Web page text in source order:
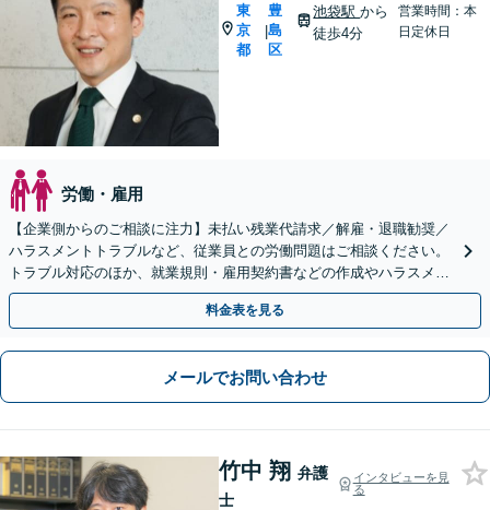
東
京
都
|
豊
島
区
池袋駅から
徒歩4分
営業時間：本
日定休日
労働・雇用
【企業側からのご相談に注力】未払い残業代請求／解雇・退職勧奨／
ハラスメントトラブルなど、従業員との労働問題はご相談ください。
トラブル対応のほか、就業規則・雇用契約書などの作成やハラスメン
ト予防策の策定など、予防法務にも豊富な実績【池袋4分】
料金表を見る
メールでお問い合わせ
竹中 翔 弁護
士
インタビューを見
る